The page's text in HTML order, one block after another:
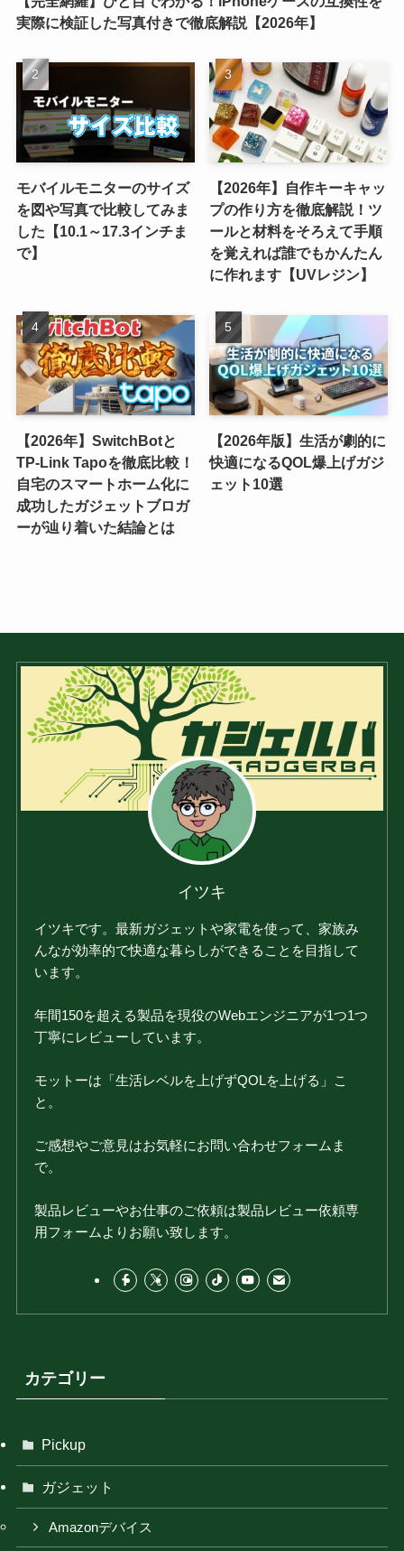
実際に検証した写真付きで徹底解説【2026年】
モバイルモニターのサイズ
を図や写真で比較してみま
した【10.1～17.3インチま
で】
【2026年】自作キーキャッ
プの作り方を徹底解説！ツ
ールと材料をそろえて手順
を覚えれば誰でもかんたん
に作れます【UVレジン】
【2026年】SwitchBotと
TP-Link Tapoを徹底比較！
自宅のスマートホーム化に
成功したガジェットブロガ
ーが辿り着いた結論とは
【2026年版】生活が劇的に
快適になるQOL爆上げガジ
ェット10選
イツキ
イツキです。最新ガジェットや家電を使って、家族み
んなが効率的で快適な暮らしができることを目指して
います。
年間150を超える製品を現役のWebエンジニアが1つ1つ
丁寧にレビューしています。
モットーは「生活レベルを上げずQOLを上げる」こ
と。
ご感想やご意見はお気軽にお問い合わせフォームま
で。
製品レビューやお仕事のご依頼は製品レビュー依頼専
用フォームよりお願い致します。
カテゴリー
Pickup
ガジェット
Amazonデバイス